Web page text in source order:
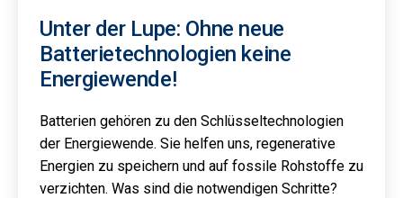
Unter der Lupe: Ohne neue
Batterietechnologien keine
Energiewende!
Batterien gehören zu den Schlüsseltechnologien
der Energiewende. Sie helfen uns, regenerative
Energien zu speichern und auf fossile Rohstoffe zu
verzichten. Was sind die notwendigen Schritte?